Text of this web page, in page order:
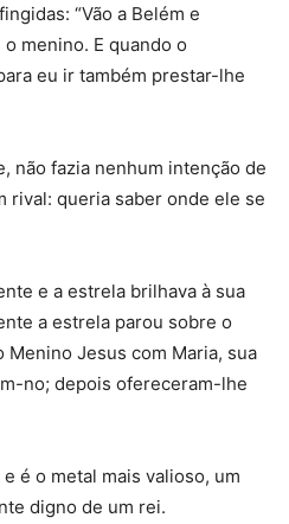
“Vão a Belém e
menino. E quando o
eu ir também prestar-lhe
não fazia nenhum intenção de
rival: queria saber onde ele se
e a estrela brilhava à sua
a estrela parou sobre o
Jesus com Maria, sua
no; depois ofereceram-lhe
é o metal mais valioso, um
digno de um rei.